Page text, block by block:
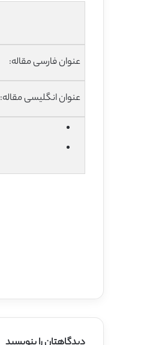
عنوان فارسی مقاله:
عنوان انگلیسی مقاله: